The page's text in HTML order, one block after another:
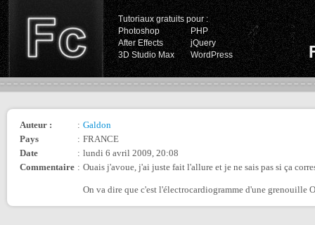
Tutoriaux gratuits pour :
Photoshop
PHP
After Effects
jQuery
3D Studio Max
WordPress
Auteur : : Galdon
Pays
: FRANCE
Date
: lundi 6 avril 2009, 20:08
Commentaire : Ouais j'avoue, j'ai juste fait l'allure et je ne sais pas si ça
On va dire que c'est l'électrocardiogramme d'une grenouille